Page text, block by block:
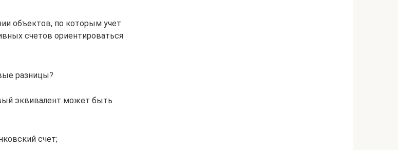
объектов, по которым учет
счетов ориентироваться
разницы?
эквивалент может быть
счет;